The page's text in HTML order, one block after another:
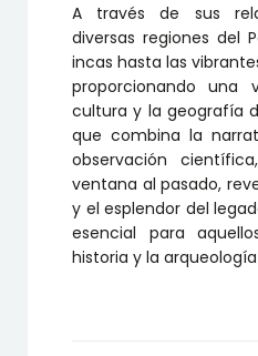
A través de sus
diversas regiones del
incas hasta las
proporcionando una
cultura y la geografía
que combina la
observación
ventana al pasado,
y el esplendor del
esencial para
historia y la arqueología